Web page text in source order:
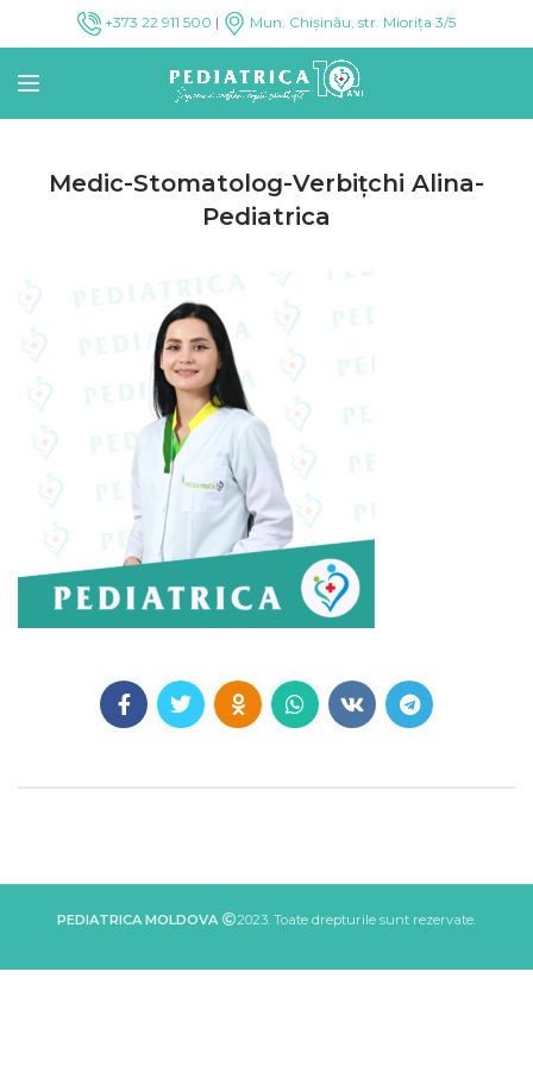
+373 22 911 500 | Mun. Chișinău, str. Miorița 3/5
Medic-Stomatolog-Verbițchi Alina-
Pediatrica
PEDIATRICA MOLDOVA 2023. Toate drepturile sunt rezervate.